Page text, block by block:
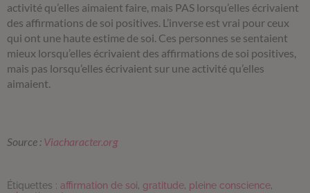
activité qu’elles aimaient faire, mais PAS lorsqu’elles écrivaient
des affirmations de soi positives. L’inverse est vrai pour ceux
qui ont une haute estime de soi. Ces personnes se sentaient
mieux lorsqu’elles écrivaient des affirmations de soi positives,
mais pas lorsqu’elles écrivaient sur une activité qu’elles
aimaient.
Source : Viacharacter.org
Étiquettes : affirmation de soi, gratitude, pleine conscience,